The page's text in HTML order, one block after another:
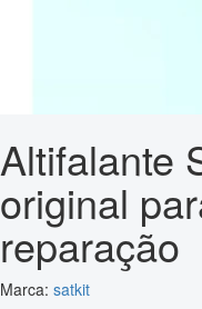
Altifalante
original
reparação
Marca: satkit